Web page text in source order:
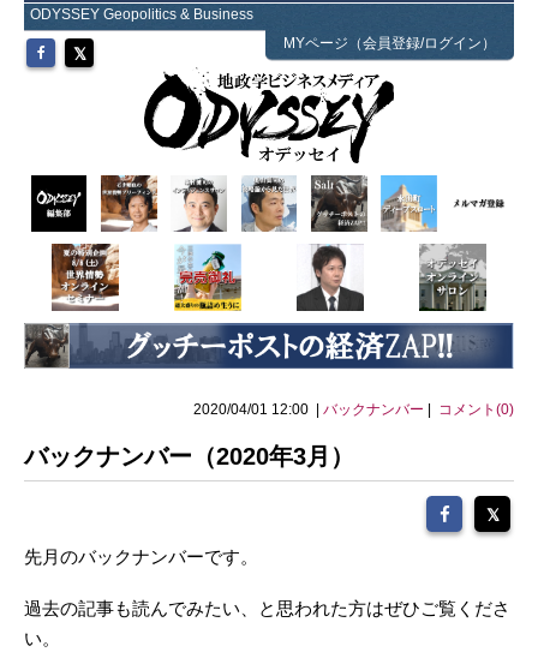
ODYSSEY Geopolitics & Business
MYページ（会員登録/ログイン）
2020/04/01 12:00 | バックナンバー コメント(0)
バックナンバー（2020年3月）
先月のバックナンバーです。
過去の記事も読んでみたい、と思われた方はぜひご覧くださ
い。